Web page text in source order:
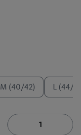
M (40/42) L (44/